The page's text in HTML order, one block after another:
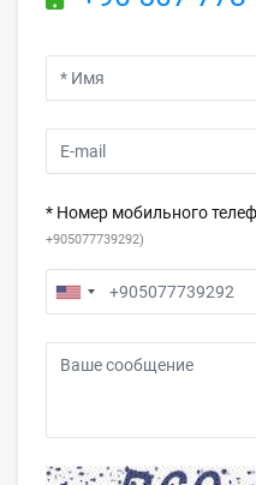
* Номер мобильного
+905077739292)